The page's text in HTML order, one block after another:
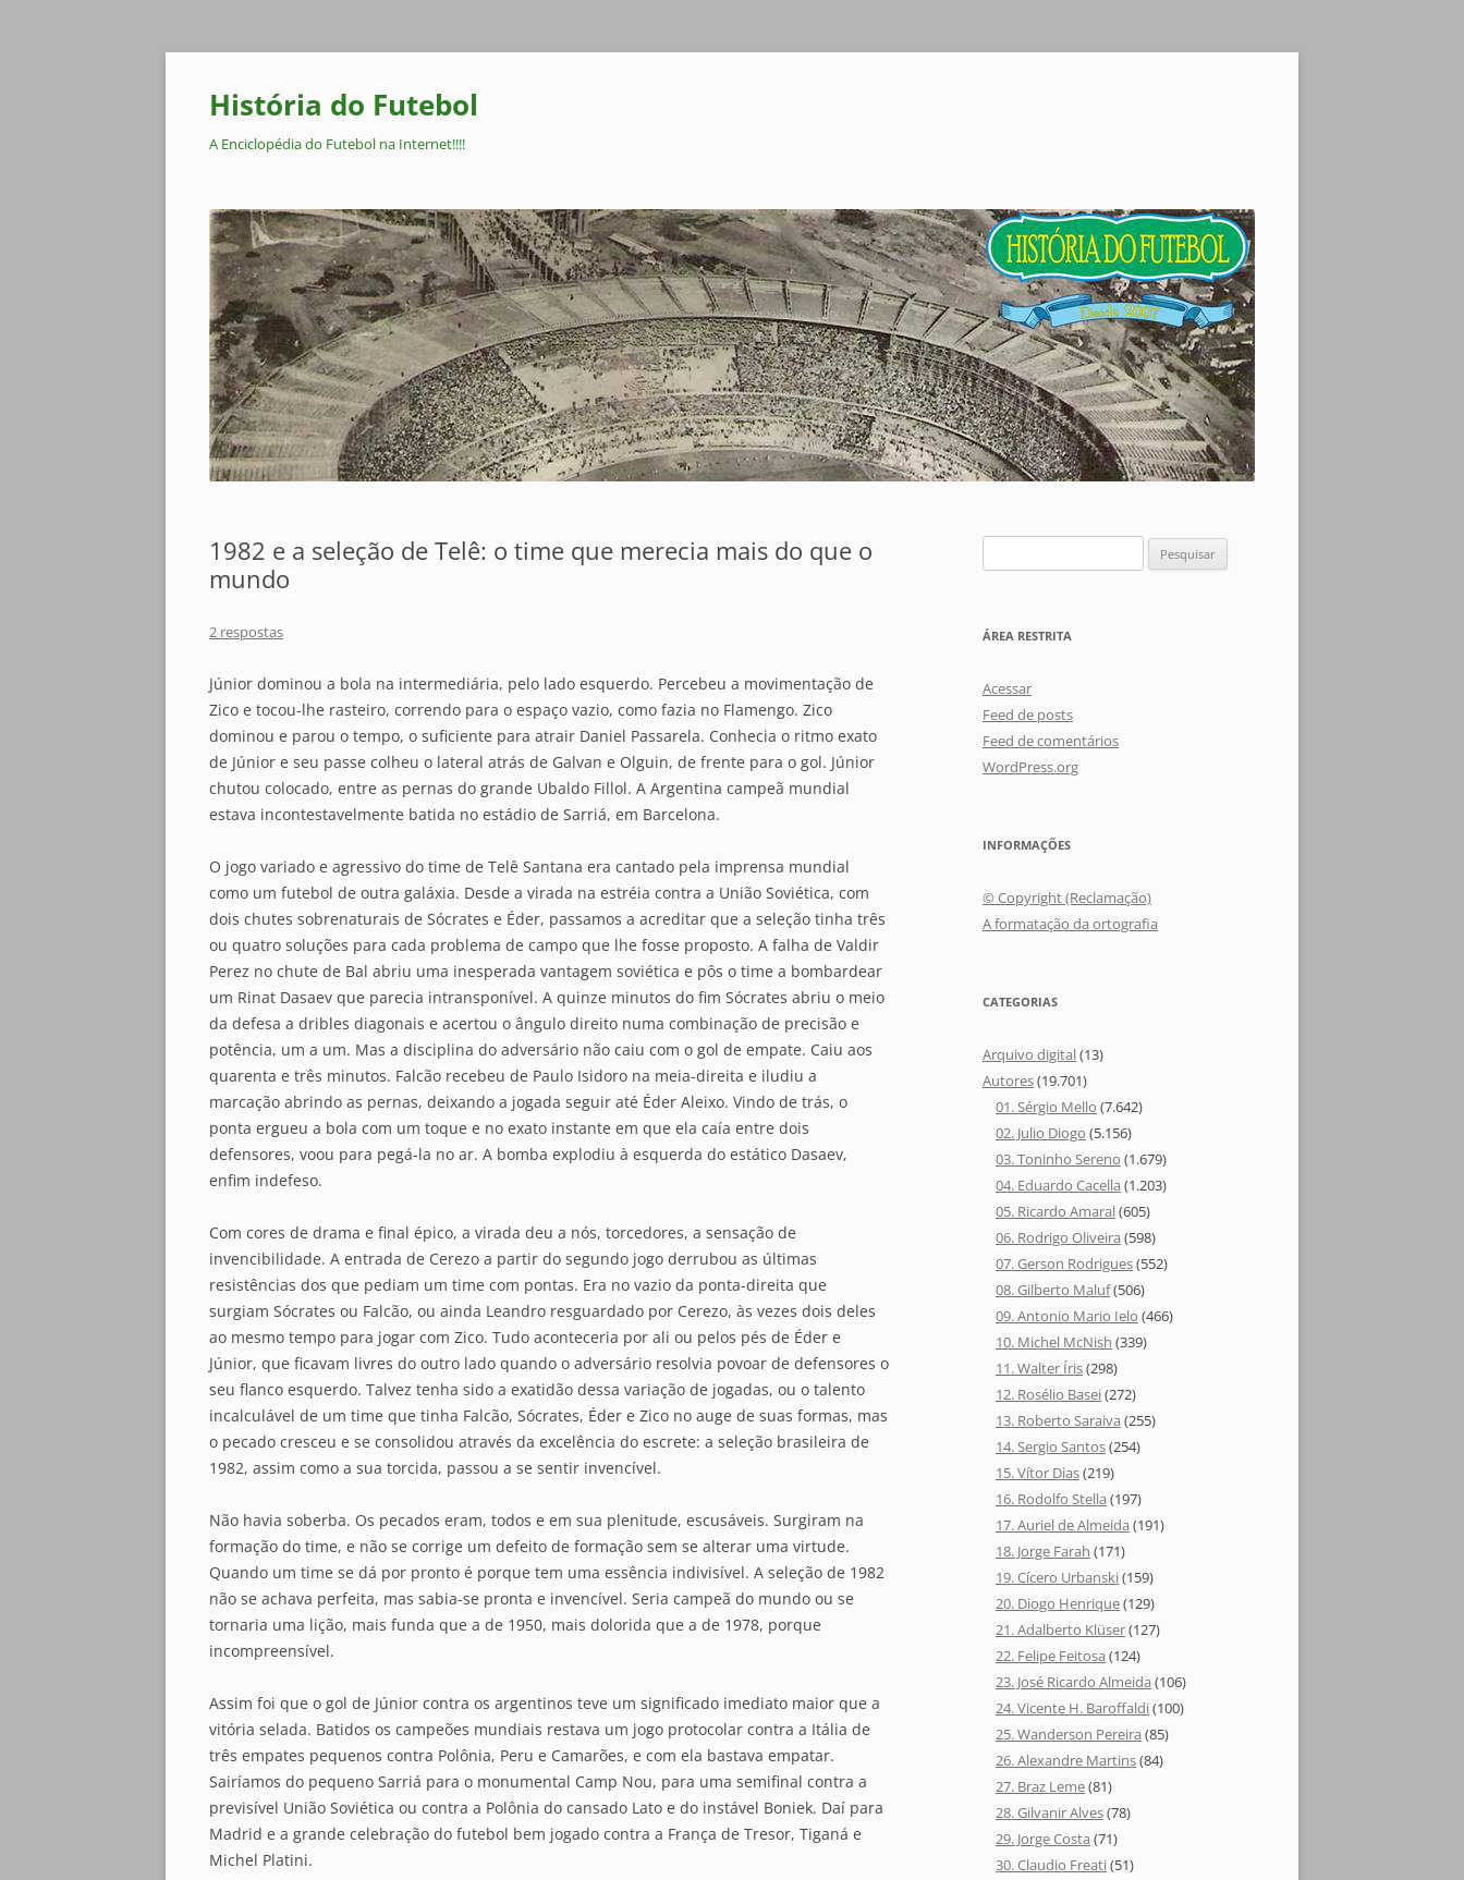
Pular
conteúdo
História do Futebol
A Enciclopédia do Futebol na Internet!!!!
1982 e a seleção de Telê: o time que merecia mais do que o
mundo
2 respostas
Júnior dominou a bola na intermediária, pelo lado esquerdo. Percebeu a movimentação de
Zico e tocou-lhe rasteiro, correndo para o espaço vazio, como fazia no Flamengo. Zico
dominou e parou o tempo, o suficiente para atrair Daniel Passarela. Conhecia o ritmo exato
de Júnior e seu passe colheu o lateral atrás de Galvan e Olguin, de frente para o gol. Júnior
chutou colocado, entre as pernas do grande Ubaldo Fillol. A Argentina campeã mundial
estava incontestavelmente batida no estádio de Sarriá, em Barcelona.
O jogo variado e agressivo do time de Telê Santana era cantado pela imprensa mundial
como um futebol de outra galáxia. Desde a virada na estréia contra a União Soviética, com
dois chutes sobrenaturais de Sócrates e Éder, passamos a acreditar que a seleção tinha três
ou quatro soluções para cada problema de campo que lhe fosse proposto. A falha de Valdir
Perez no chute de Bal abriu uma inesperada vantagem soviética e pôs o time a bombardear
um Rinat Dasaev que parecia intransponível. A quinze minutos do fim Sócrates abriu o meio
da defesa a dribles diagonais e acertou o ângulo direito numa combinação de precisão e
potência, um a um. Mas a disciplina do adversário não caiu com o gol de empate. Caiu aos
quarenta e três minutos. Falcão recebeu de Paulo Isidoro na meia-direita e iludiu a
marcação abrindo as pernas, deixando a jogada seguir até Éder Aleixo. Vindo de trás, o
ponta ergueu a bola com um toque e no exato instante em que ela caía entre dois
defensores, voou para pegá-la no ar. A bomba explodiu à esquerda do estático Dasaev,
enfim indefeso.
Com cores de drama e final épico, a virada deu a nós, torcedores, a sensação de
invencibilidade. A entrada de Cerezo a partir do segundo jogo derrubou as últimas
resistências dos que pediam um time com pontas. Era no vazio da ponta-direita que
surgiam Sócrates ou Falcão, ou ainda Leandro resguardado por Cerezo, às vezes dois deles
ao mesmo tempo para jogar com Zico. Tudo aconteceria por ali ou pelos pés de Éder e
Júnior, que ficavam livres do outro lado quando o adversário resolvia povoar de defensores o
seu flanco esquerdo. Talvez tenha sido a exatidão dessa variação de jogadas, ou o talento
incalculável de um time que tinha Falcão, Sócrates, Éder e Zico no auge de suas formas, mas
o pecado cresceu e se consolidou através da excelência do escrete: a seleção brasileira de
1982, assim como a sua torcida, passou a se sentir invencível.
Não havia soberba. Os pecados eram, todos e em sua plenitude, escusáveis. Surgiram na
formação do time, e não se corrige um defeito de formação sem se alterar uma virtude.
Quando um time se dá por pronto é porque tem uma essência indivisível. A seleção de 1982
não se achava perfeita, mas sabia-se pronta e invencível. Seria campeã do mundo ou se
tornaria uma lição, mais funda que a de 1950, mais dolorida que a de 1978, porque
incompreensível.
Assim foi que o gol de Júnior contra os argentinos teve um significado imediato maior que a
vitória selada. Batidos os campeões mundiais restava um jogo protocolar contra a Itália de
três empates pequenos contra Polônia, Peru e Camarões, e com ela bastava empatar.
Sairíamos do pequeno Sarriá para o monumental Camp Nou, para uma semifinal contra a
previsível União Soviética ou contra a Polônia do cansado Lato e do instável Boniek. Daí para
Madrid e a grande celebração do futebol bem jogado contra a França de Tresor, Tiganá e
Michel Platini.
por:
ÁREA RESTRITA
Acessar
Feed de posts
Feed de comentários
WordPress.org
INFORMAÇÕES
© Copyright (Reclamação)
A formatação da ortografia
CATEGORIAS
Arquivo digital(13)
Autores(19.701)
01. Sérgio Mello (7.642)
02. Julio Diogo (5.156)
03. Toninho Sereno (1.679)
04. Eduardo Cacella (1.203)
05. Ricardo Amaral(605)
06. Rodrigo Oliveira (598)
07. Gerson Rodrigues(552)
08. Gilberto Maluf(506)
09. Antonio Mario Ielo (466)
10. Michel McNish (339)
11. Walter Íris(298)
12. Rosélio Basei(272)
13. Roberto Saraiva (255)
14. Sergio Santos(254)
15. Vítor Dias(219)
16. Rodolfo Stella (197)
17. Auriel de Almeida (191)
18. Jorge Farah (171)
19. Cícero Urbanski(159)
20. Diogo Henrique(129)
21. Adalberto Klüser(127)
22. Felipe Feitosa (124)
23. José Ricardo Almeida (106)
24. Vicente H. Baroffaldi(100)
25. Wanderson Pereira (85)
26. Alexandre Martins(84)
27. Braz Leme(81)
28. Gilvanir Alves(78)
29. Jorge Costa (71)
30. Claudio Freati(51)